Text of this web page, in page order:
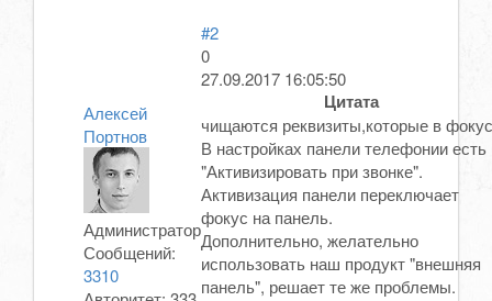
Алексей
Портнов
Администратор
Сообщений:
3310
#2
0
27.09.2017 16:05:50
Цитата
чищаются реквизиты,которые в
В настройках панели телефонии есть
"Активизировать при звонке".
Активизация панели переключает
фокус на панель.
Дополнительно, желательно
использовать наш продукт "внешняя
панель", решает те же проблемы.